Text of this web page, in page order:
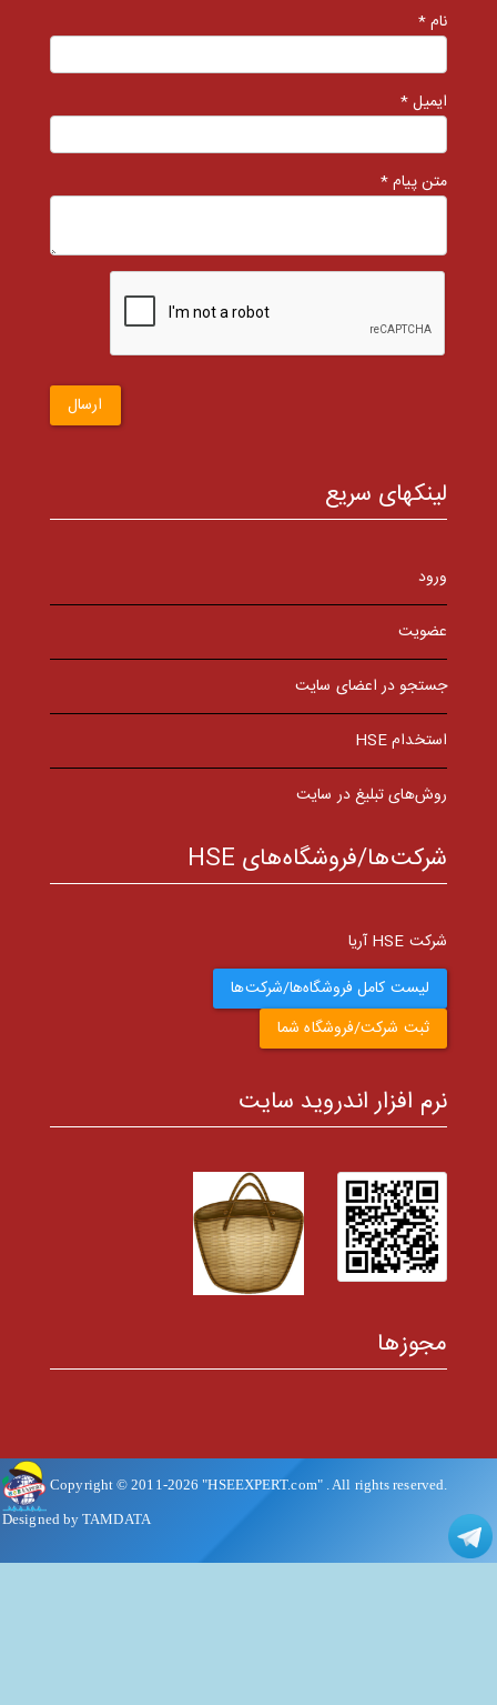
نام *
ایمیل *
متن پیام *
ارسال
لینکهای سریع
ورود
عضویت
جستجو در اعضای سایت
استخدام HSE
روش‌های تبلیغ در سایت
شرکت‌ها/فروشگاه‌های HSE
شرکت HSE آریا
لیست کامل فروشگاه‌ها/شرکت‌ها
ثبت شرکت/فروشگاه شما
نرم افزار اندروید سایت
مجوزها
Copyright © 2011-2026 "HSEEXPERT.com". All rights reserved.
Designed by TAMDATA